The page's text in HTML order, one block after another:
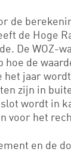
de
de Hoge
De WOZ-
hoe de
het jaar
zijn in
wordt in
voor het
en de